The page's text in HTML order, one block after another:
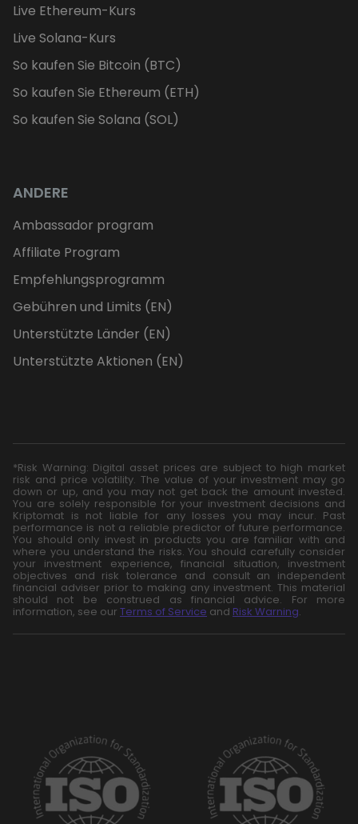
Live Ethereum-Kurs
Live Solana-Kurs
So kaufen Sie Bitcoin (BTC)
So kaufen Sie Ethereum (ETH)
So kaufen Sie Solana (SOL)
ANDERE
Ambassador program
Affiliate Program
Empfehlungsprogramm
Gebühren und Limits (EN)
Unterstützte Länder (EN)
Unterstützte Aktionen (EN)
*Risk Warning: Digital asset prices are subject to high market
risk and price volatility. The value of your investment may go
down or up, and you may not get back the amount invested.
You are solely responsible for your investment decisions and
Kriptomat is not liable for any losses you may incur. Past
performance is not a reliable predictor of future performance.
You should only invest in products you are familiar with and
where you understand the risks. You should carefully consider
your investment experience, financial situation, investment
objectives and risk tolerance and consult an independent
financial adviser prior to making any investment. This material
should not be construed as financial advice. For more
information, see our Terms of Service and Risk Warning.